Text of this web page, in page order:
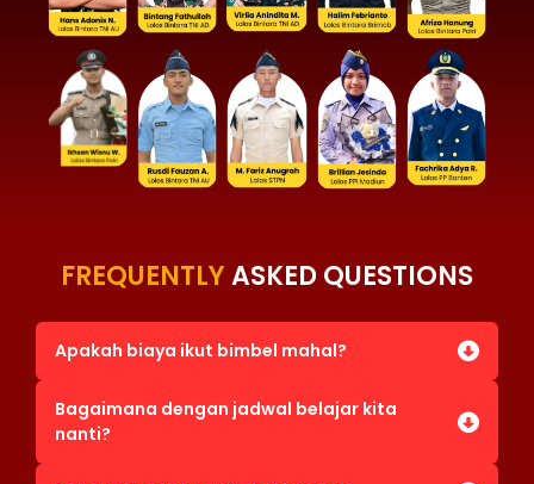
FREQUENTLYASKED QUESTIONS
Apakah biaya ikut bimbel mahal?
Bagaimana dengan jadwal belajar kita
nanti?